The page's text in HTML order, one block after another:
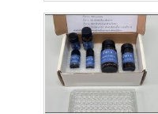
มีก...